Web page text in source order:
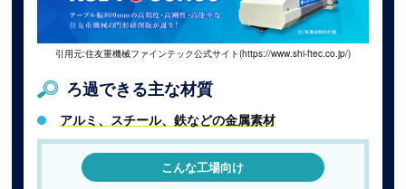
引用元:住友重機械ファインテック公式サイト(https://www.shi-ftec.co.jp/)
ろ過できる主な材質
アルミ、スチール、鉄などの金属素材
こんな工場向け